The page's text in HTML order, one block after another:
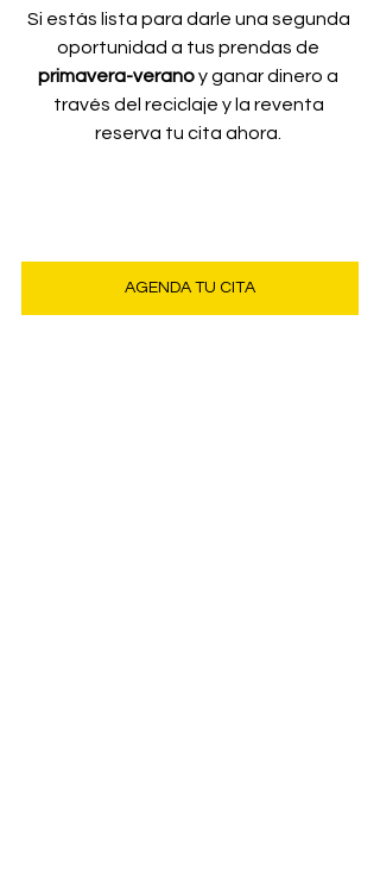
Si estás lista para darle una segunda
oportunidad a tus prendas de
primavera-verano y ganar dinero a
través del reciclaje y la reventa
reserva tu cita ahora.
AGENDA TU CITA